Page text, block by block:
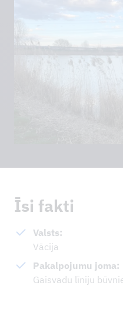
JAUNUMI
ATSAUCES PROJEKTI
Īsi fakti
Valsts:
Vācija
Pakalpojumu joma:
Gaisvadu līniju